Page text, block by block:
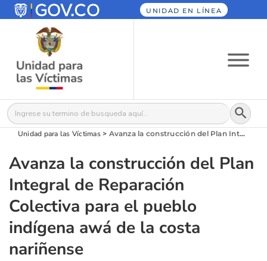
UNIDAD EN LÍNEA
Buscar: Botón
Unidad para las Víctimas> Avanza la construcción del Plan Integral de Reparación Colectiva para el pueblo indígena awá de la costa nariñense
Avanza la construcción del Plan
Integral de Reparación
Colectiva para el pueblo
indígena awá de la costa
nariñense